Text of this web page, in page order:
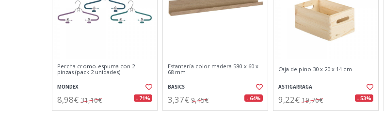
Percha cromo-espuma con 2
pinzas (pack 2 unidades)
MONDEX
8,98€ 31,10€ - 71%
Estantería color madera 580 x 60 x
68 mm
BASICS
3,37€ 9,45€ - 64%
Caja de pino 30 x 20 x 14 cm
ASTIGARRAGA
9,22€ 19,76€ - 53%